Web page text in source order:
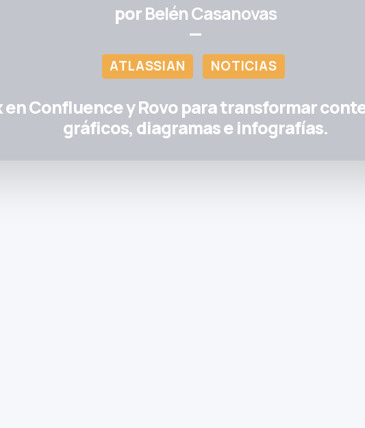
porBelén Casanovas
—
ATLASSIAN NOTICIAS
en Confluence y Rovo para transformar
gráficos, diagramas e infografías.